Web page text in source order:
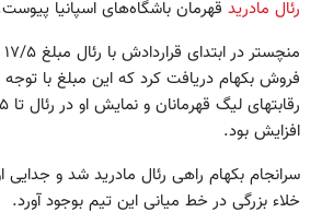
رئال مادرید قهرمان باشگاه‌های اسپانیا
فروش بکهام دریافت کرد که این مبلغ با
افزایش بود.
سرانجام بکهام راهی رئال مادرید شد و جدایی
خلاء بزرگی در خط میانی این تیم بوجود آورد.